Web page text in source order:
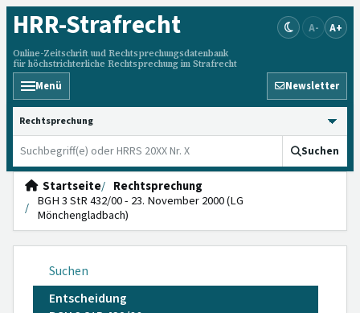
HRR-Strafrecht
Online-Zeitschrift und Rechtsprechungsdatenbank
für höchstrichterliche Rechtsprechung im Strafrecht
A- A+
Menü Newsletter
HRRS durchsuchen
Suchen
Startseite
Rechtsprechung
BGH 3 StR 432/00 - 23. November 2000 (LG
Mönchengladbach)
Suchen
Entscheidung